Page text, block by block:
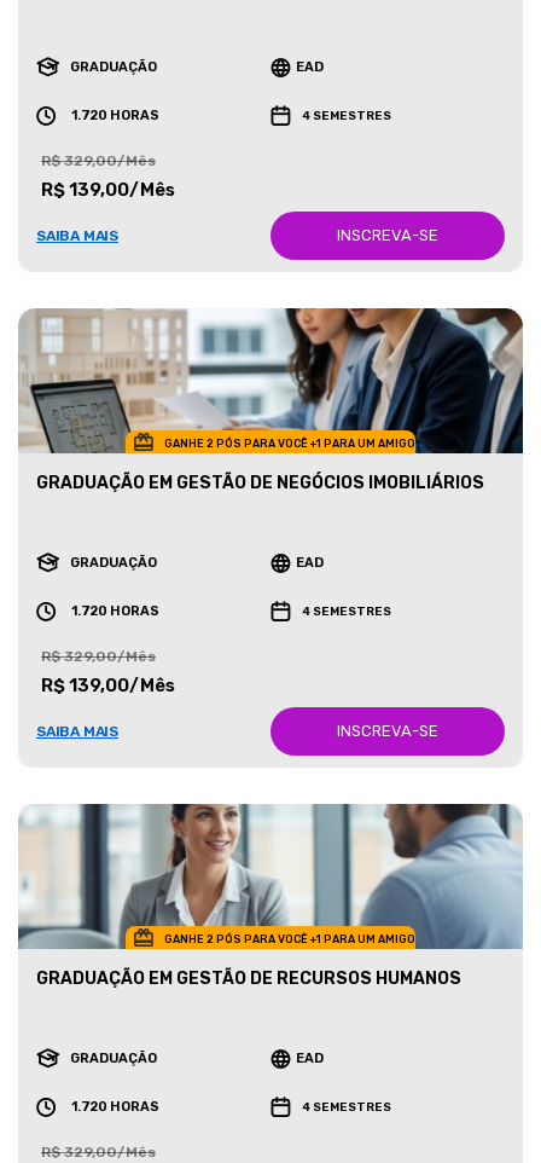
GRADUAÇÃO EAD
1.720 HORAS 4 SEMESTRES
R$ 329,00/Mês
R$ 139,00/Mês
SAIBA MAIS INSCREVA-SE
GANHE 2 PÓS PARA VOCÊ +1 PARA UM AMIGO
GRADUAÇÃO EM GESTÃO DE NEGÓCIOS IMOBILIÁRIOS
GRADUAÇÃO EAD
1.720 HORAS 4 SEMESTRES
R$ 329,00/Mês
R$ 139,00/Mês
SAIBA MAIS INSCREVA-SE
GANHE 2 PÓS PARA VOCÊ +1 PARA UM AMIGO
GRADUAÇÃO EM GESTÃO DE RECURSOS HUMANOS
GRADUAÇÃO EAD
1.720 HORAS 4 SEMESTRES
R$ 329,00/Mês